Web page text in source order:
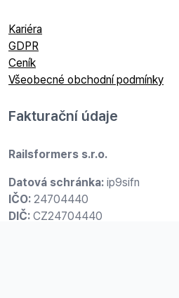
Kariéra
GDPR
Ceník
Všeobecné obchodní podmínky
Fakturační údaje
Railsformers s.r.o.
Datová schránka: ip9sifn
IČO: 24704440
DIČ: CZ24704440